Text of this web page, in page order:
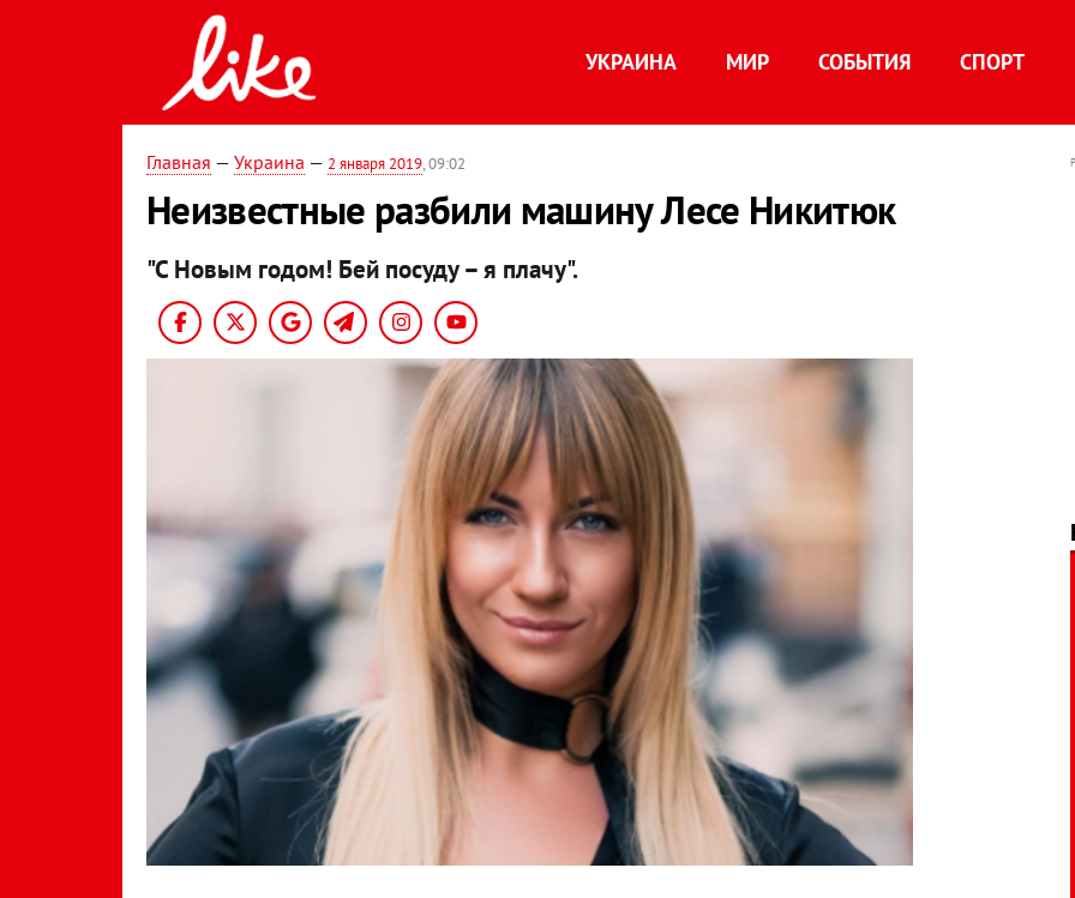
УКРАИНА МИР СОБЫТИЯ СПОРТ
Главная — Украина — 2 января 2019, 09:02
Неизвестные разбили машину Лесе Никитюк
"С Новым годом! Бей посуду – я плачу".